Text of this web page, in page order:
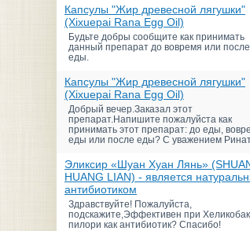
Капсулы "Жир древесной лягушки"
(Xixuepai Rana Egg Oil)
Будьте добры сообщите как принимать
данный препарат до вовремя или после
еды.
Капсулы "Жир древесной лягушки"
(Xixuepai Rana Egg Oil)
Добрый вечер.Заказал этот
препарат.Напишите пожалуйста как
принимать этот препарат: до еды,
еды или после еды? С уважением
Эликсир «Шуан Хуан Лянь»
HUANG LIAN) - является
антибиотиком
Здравствуйте! Пожалуйста,
подскажите,Эффективен при
пилори как антибиотик? Спасибо!